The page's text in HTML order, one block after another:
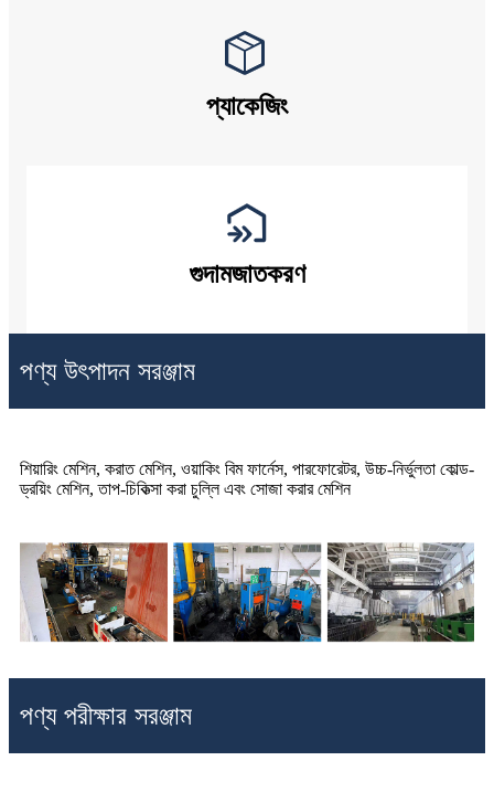
প্যাকেজিং
গুদামজাতকরণ
পণ্য উৎপাদন সরঞ্জাম
শিয়ারিং মেশিন, করাত মেশিন, ওয়াকিং বিম ফার্নেস, পারফোরেটর, উচ্চ-নির্ভুলতা কোল্ড-
ড্রয়িং মেশিন, তাপ-চিকিত্সা করা চুল্লি এবং সোজা করার মেশিন
পণ্য পরীক্ষার সরঞ্জাম